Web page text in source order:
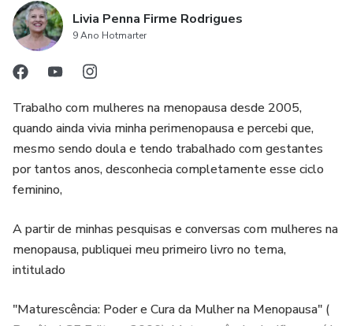
Livia Penna Firme Rodrigues
9 Ano Hotmarter
Trabalho com mulheres na menopausa desde 2005,
quando ainda vivia minha perimenopausa e percebi que,
mesmo sendo doula e tendo trabalhado com gestantes
por tantos anos, desconhecia completamente esse ciclo
feminino,
A partir de minhas pesquisas e conversas com mulheres na
menopausa, publiquei meu primeiro livro no tema,
intitulado
"Maturescência: Poder e Cura da Mulher na Menopausa" (